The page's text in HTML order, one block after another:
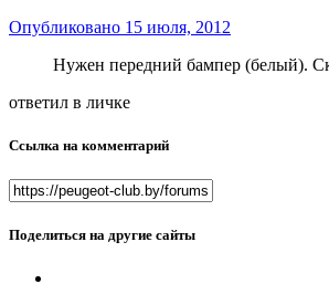
Опубликовано 15 июля, 2012
Нужен передний бампер (белый).
ответил в личке
Ссылка на комментарий
Поделиться на другие сайты